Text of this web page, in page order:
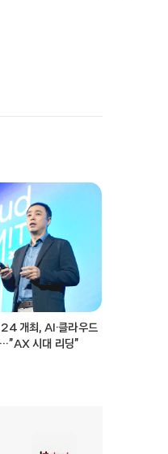
최, AI·클라우드
…”AX 시대 리딩”